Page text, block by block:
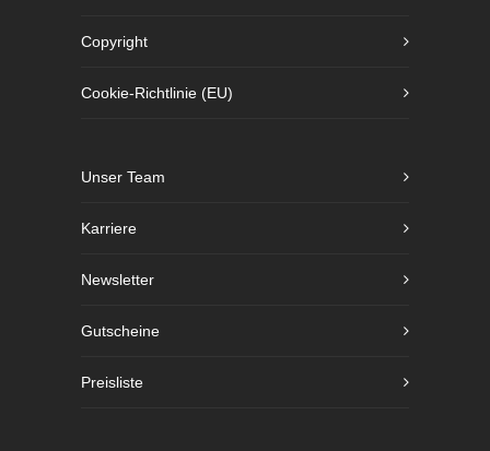
Copyright
Cookie-Richtlinie (EU)
Unser Team
Karriere
Newsletter
Gutscheine
Preisliste